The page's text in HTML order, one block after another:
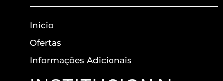
Inicio
Ofertas
Informações Adicionais